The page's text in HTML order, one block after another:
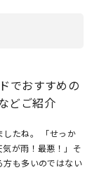
でおすすめの
どご紹介
したね。 「せっか
が雨！最悪！」そ
方も多いのではない